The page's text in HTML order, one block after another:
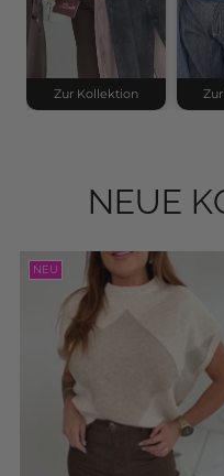
Zur Kollektion
NEUE
NEU